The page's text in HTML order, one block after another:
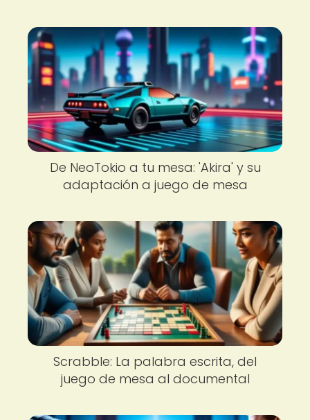
De NeoTokio a tu mesa: 'Akira' y su
adaptación a juego de mesa
Scrabble: La palabra escrita, del
juego de mesa al documental